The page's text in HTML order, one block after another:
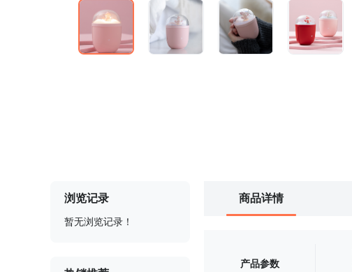
浏览记录
暂无浏览记录！
商品详情
产品参数